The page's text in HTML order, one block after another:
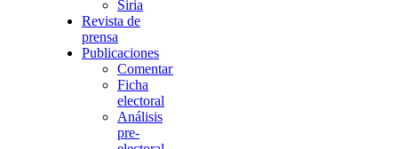
Siria
Revista de
prensa
Publicaciones
Comentario
Ficha
electoral
Análisis
pre-